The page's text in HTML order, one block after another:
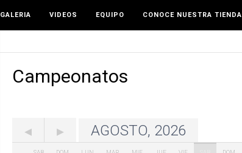
GALERIA VIDEOS EQUIPO CONOCE NUESTRA TIENDA
Campeonatos
AGOSTO, 2026